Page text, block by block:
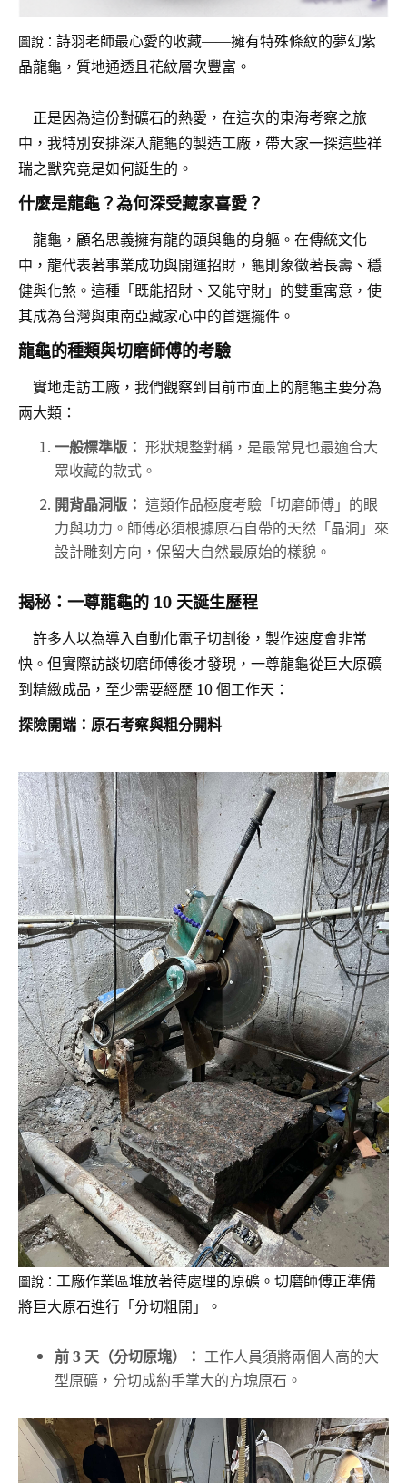
圖說： 詩羽老師最心愛的收藏——擁有特殊條紋的夢幻紫
晶龍龜，質地通透且花紋層次豐富。
正是因為這份對礦石的熱愛，在這次的東海考察之旅
中，我特別安排深入龍龜的製造工廠，帶大家一探這些祥
瑞之獸究竟是如何誕生的。
什麼是龍龜？為何深受藏家喜愛？
龍龜，顧名思義擁有龍的頭與龜的身軀。在傳統文化
中，龍代表著事業成功與開運招財，龜則象徵著長壽、穩
健與化煞。這種「既能招財、又能守財」的雙重寓意，使
其成為台灣與東南亞藏家心中的首選擺件。
龍龜的種類與切磨師傅的考驗
實地走訪工廠，我們觀察到目前市面上的龍龜主要分為
兩大類：
一般標準版： 形狀規整對稱，是最常見也最適合大
眾收藏的款式。
開背晶洞版： 這類作品極度考驗「切磨師傅」的眼
力與功力。師傅必須根據原石自帶的天然「晶洞」來
設計雕刻方向，保留大自然最原始的樣貌。
揭秘：一尊龍龜的 10 天誕生歷程
許多人以為導入自動化電子切割後，製作速度會非常
快。但實際訪談切磨師傅後才發現，一尊龍龜從巨大原礦
到精緻成品，至少需要經歷 10 個工作天：
探險開端：原石考察與粗分開料
圖說： 工廠作業區堆放著待處理的原礦。切磨師傅正準備
將巨大原石進行「分切粗開」。
前 3 天（分切原塊）： 工作人員須將兩個人高的大
型原礦，分切成約手掌大的方塊原石。